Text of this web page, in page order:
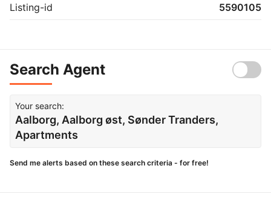
Listing-id
5590105
Search Agent
Your search:
Aalborg, Aalborg øst, Sønder Tranders,
Apartments
Send me alerts based on these search criteria - for free!